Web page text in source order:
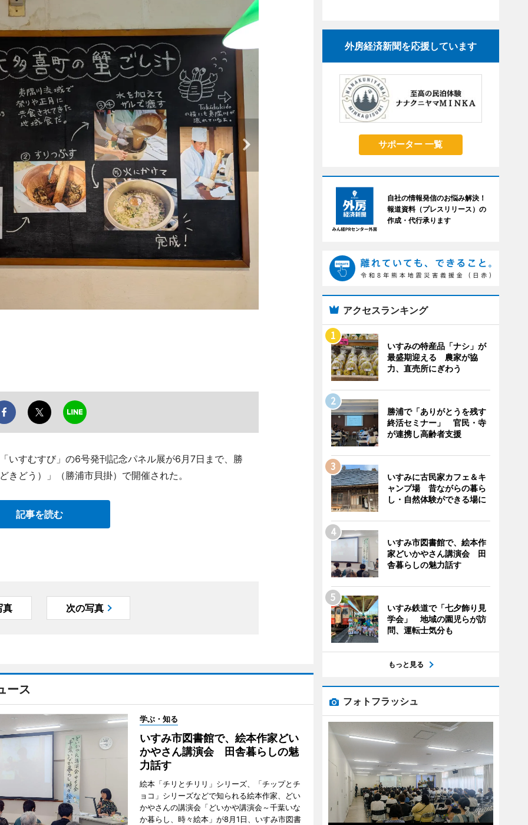
いすむすび」の6号発刊記念パネル展が6月7日まで、勝
どう）」（勝浦市貝掛）で開催された。
記事を読む
真 次の写真
ース
学ぶ・知る
いすみ市図書館で、絵本作家どい
かやさん講演会 田舎暮らしの魅
力話す
絵本「チリとチリリ」シリーズ、「チップとチ
ョコ」シリーズなどで知られる絵本作家、どい
かやさんの講演会「どいかや講演会～千葉いな
か暮らし、時々絵本」が8月1日、いすみ市図書
外房経済新聞を応援しています
サポーター 一覧
自社の情報発信のお悩み解決！
報道資料（プレスリリース）の
作成・代行承ります
アクセスランキング
いすみの特産品「ナシ」が
最盛期迎える 農家が協
力、直売所にぎわう
勝浦で「ありがとうを残す
終活セミナー」 官民・寺
が連携し高齢者支援
いすみに古民家カフェ＆キ
ャンプ場 昔ながらの暮ら
し・自然体験ができる場に
いすみ市図書館で、絵本作
家どいかやさん講演会 田
舎暮らしの魅力話す
いすみ鉄道で「七夕飾り見
学会」 地域の園児らが訪
問、運転士気分も
もっと見る
フォトフラッシュ